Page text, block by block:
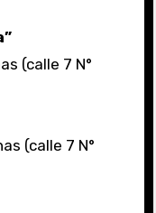
(calle 7 N°
(calle 7 N°